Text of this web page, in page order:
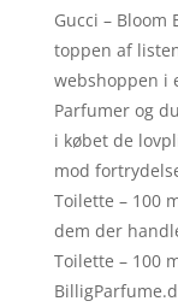
Gucci – Bloom
toppen af
webshoppen i
Parfumer og
i købet de
mod
Toilette – 100
dem der
Toilette – 100